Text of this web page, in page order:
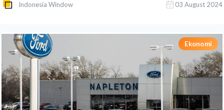
Indonesia Window 03 August 2024
Ekonomi